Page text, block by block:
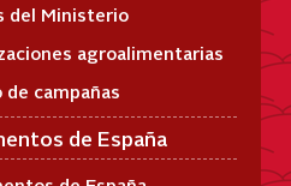
del Ministerio
agroalimentarias
campañas
de España